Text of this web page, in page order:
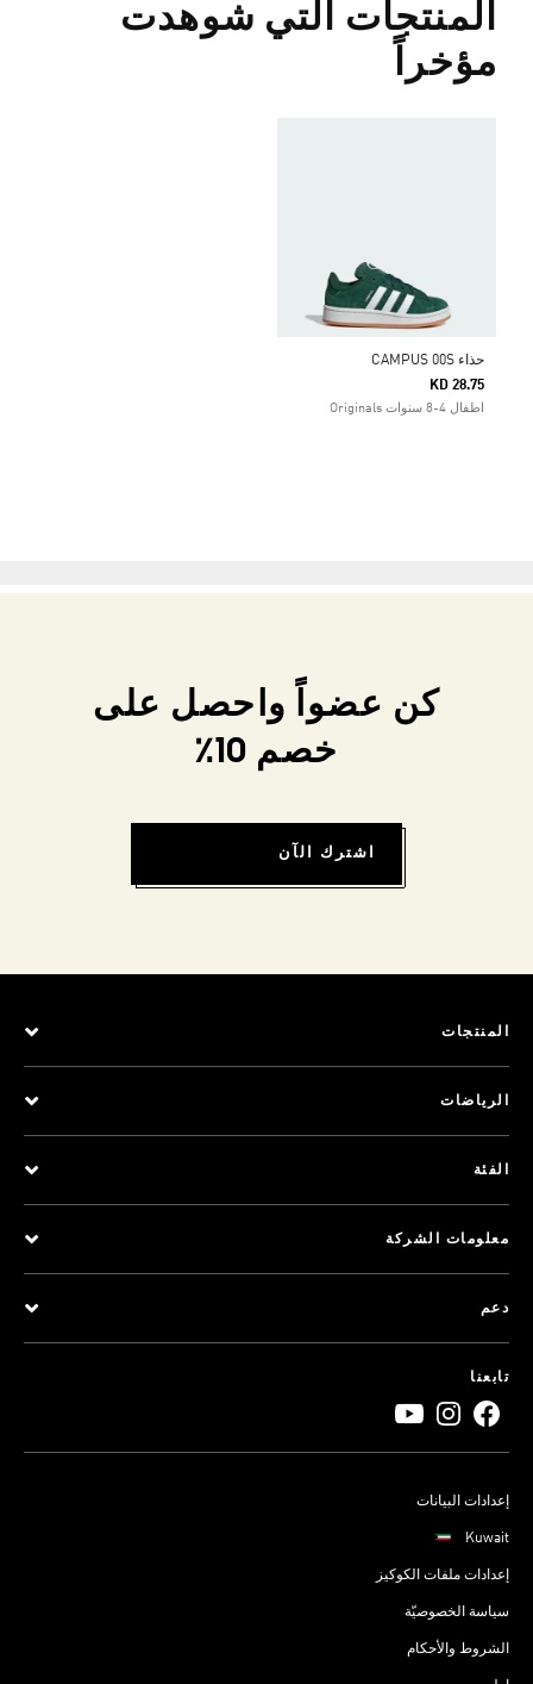
المنتجات التي شوهدت
مؤخراً
حذاء CAMPUS 00S
KD 28.75
اطفال 4-8 سنوات Originals
كن عضواً واحصل على
خصم 10٪
اشترك الآن
المنتجات
الرياضات
الفئة
معلومات الشركة
دعم
تابعنا
إعدادات البيانات
Kuwait
إعدادات ملفات الكوكيز
سياسة الخصوصيّة
الشروط والأحكام